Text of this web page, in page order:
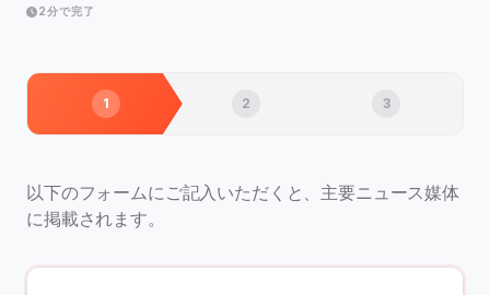
2分で完了
1 2 3
以下のフォームにご記入いただくと、主要ニュース媒体
に掲載されます。